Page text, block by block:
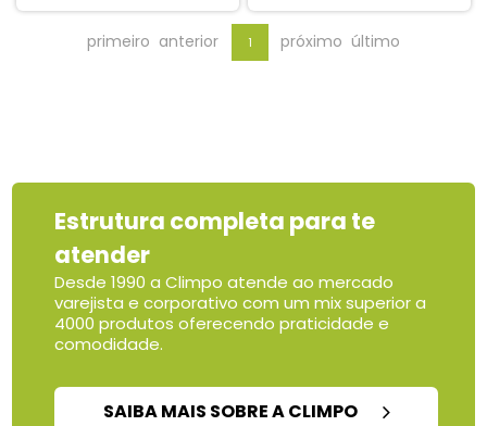
primeiro anterior 1 próximo último
Estrutura completa para te
atender
Desde 1990 a Climpo atende ao mercado
varejista e corporativo com um mix superior a
4000 produtos oferecendo praticidade e
comodidade.
SAIBA MAIS SOBRE A CLIMPO